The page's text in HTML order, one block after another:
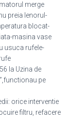
merge
preia lenorul-
blocat-
masina vase
usuca rufele-
la Uzina de
pe
orice interventie
filtru, refacere